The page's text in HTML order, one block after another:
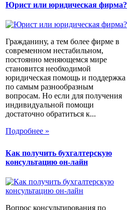
Юрист или юридическая фирма?
Гражданину, а тем более фирме в
современном нестабильном,
постоянно меняющемся мире
становится необходимой
юридическая помощь и поддержка
по самым разнообразным
вопросам. Но если для получения
индивидуальной помощи
достаточно обратиться к...
Подробнее »
Как получить бухгалтерскую
консультацию он-лайн
Вопрос консультирования по